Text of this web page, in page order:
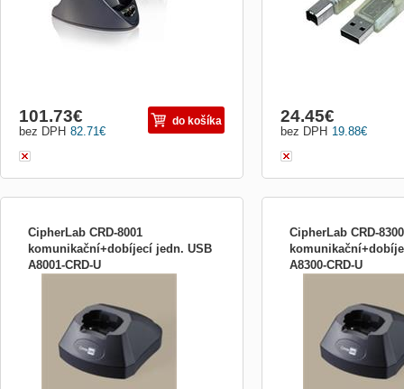
82.71€
bez DPH
101.73€ do košíka
19.88€
bez DPH
24.45€
CipherLab CRD-8001
komunikační+dobíjecí jedn. USB
A8001-CRD-U
CipherLab CRD-8300
A8300-CRD-U
dobíjecí jednotka,